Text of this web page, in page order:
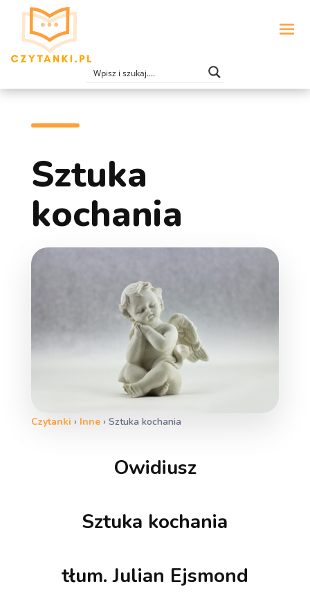
Sztuka
kochania
Czytanki › Inne› Sztuka kochania
Owidiusz
Sztuka kochania
tłum. Julian Ejsmond